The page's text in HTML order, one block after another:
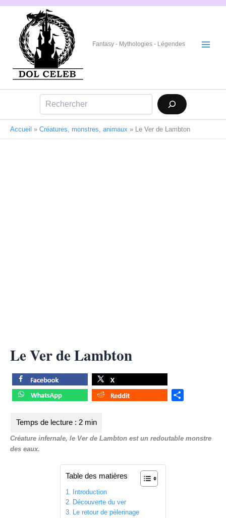
Aller
Fantasy - Mythologies - Légendes
Accueil » Créatures, monstres, animaux » Le Ver de Lambton
Le Ver de Lambton
e
Créature infernale, le Ver de Lambton est un redoutable monstre
des eaux.
Table des matières
Introduction
Découverte du ver
Le retour de pèlerinage